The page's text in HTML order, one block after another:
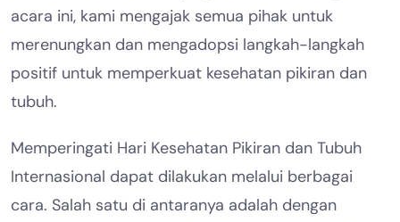
acara ini, kami mengajak semua pihak untuk
merenungkan dan mengadopsi langkah-langkah
positif untuk memperkuat kesehatan pikiran dan
tubuh.
Memperingati Hari Kesehatan Pikiran dan Tubuh
Internasional dapat dilakukan melalui berbagai
cara. Salah satu di antaranya adalah dengan